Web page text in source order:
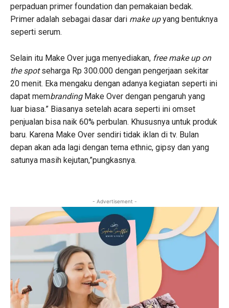
perpaduan primer foundation dan pemakaian bedak.
Primer adalah sebagai dasar dari make upyang bentuknya
seperti serum.
Selain itu Make Over juga menyediakan, free make up on
the spotseharga Rp 300.000 dengan pengerjaan sekitar
20 menit. Eka mengaku dengan adanya kegiatan seperti ini
dapat membrandingMake Over dengan pengaruh yang
luar biasa.” Biasanya setelah acara seperti ini omset
penjualan bisa naik 60% perbulan. Khususnya untuk produk
baru. Karena Make Over sendiri tidak iklan di tv. Bulan
depan akan ada lagi dengan tema ethnic, gipsy dan yang
satunya masih kejutan,”pungkasnya.
- Advertisement -